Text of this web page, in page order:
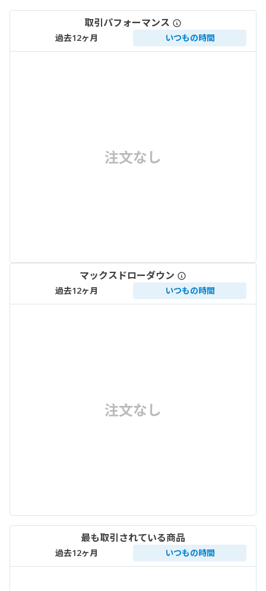
取引パフォーマンス
過去12ヶ月 いつもの時間
注文なし
マックスドローダウン
過去12ヶ月 いつもの時間
注文なし
最も取引されている商品
過去12ヶ月 いつもの時間